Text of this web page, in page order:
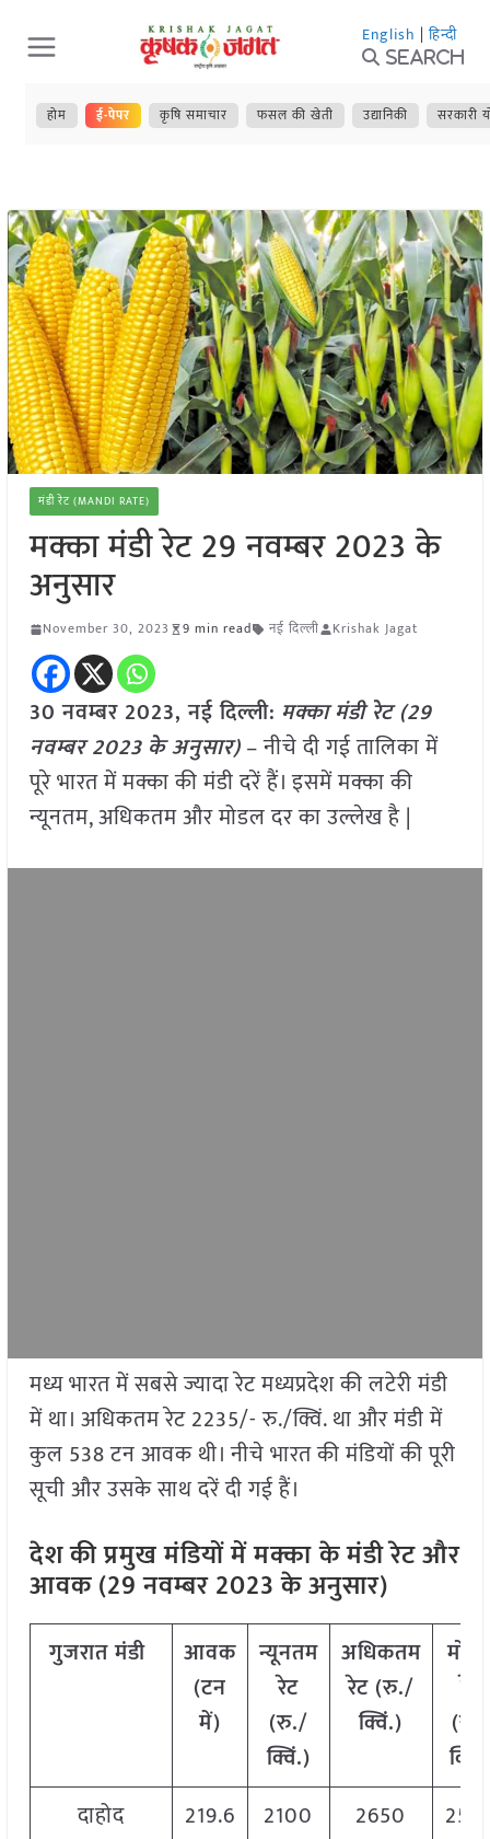
Skip
to
content
English | हिन्दी
Search
होम ई-पेपर कृषि समाचार फसल की खेती उद्यानिकी सरकारी
मंडी रेट (MANDI RATE)
मक्का मंडी रेट 29 नवम्बर 2023 के
अनुसार
November 30, 2023 9 min read नई दिल्ली Krishak Jagat
30 नवम्बर 2023, नई दिल्ली: मक्का मंडी रेट (29
नवम्बर2023 के अनुसार)– नीचे दी गई तालिका में
पूरे भारत में मक्का की मंडी दरें हैं। इसमें मक्का की
न्यूनतम, अधिकतम और मोडल दर का उल्लेख है |
मध्य भारत में सबसे ज्यादा रेट मध्यप्रदेश की लटेरी मंडी
में था। अधिकतम रेट 2235/- रु./क्विं. था और मंडी में
कुल 538 टन आवक थी। नीचे भारत की मंडियों की पूरी
सूची और उसके साथ दरें दी गई हैं।
देश की प्रमुख मंडियों में मक्काके मंडी रेट और
आवक (29 नवम्बर 2023 के अनुसार)
गुजरातमंडी
आवक
(टन
में)
न्यूनतम
रेट
(रु./
क्विं.)
अधिकतम
रेट (रु./
क्विं.)
(रु
क्विं
दाहोद
219.6 2100 2650